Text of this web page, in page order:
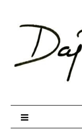
content